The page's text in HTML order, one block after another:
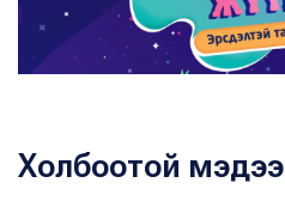
Холбоотой мэдээ